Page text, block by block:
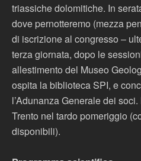
triassiche dolomitiche. In
dove pernotteremo (mezza
di iscrizione al congresso –
terza giornata, dopo le
allestimento del Museo
ospita la biblioteca SPI, e
l’Adunanza Generale dei
Trento nel tardo pomeriggio
disponibili).